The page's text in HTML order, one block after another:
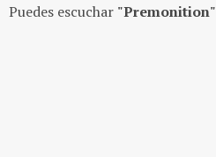
Puedes escuchar "Premonition"